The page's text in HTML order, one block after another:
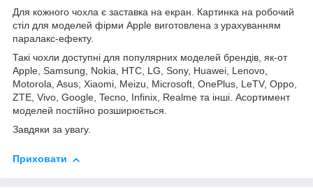
Для кожного чохла є заставка на екран. Картинка на робочий
стіл для моделей фірми Apple виготовлена з урахуванням
паралакс-ефекту.
Такі чохли доступні для популярних моделей брендів, як-от
Apple, Samsung, Nokia, HTC, LG, Sony, Huawei, Lenovo,
Motorola, Asus, Xiaomi, Meizu, Microsoft, OnePlus, LeTV, Oppo,
ZTE, Vivo, Google, Tecno, Infinix, Realme та інші. Асортимент
моделей постійно розширюється.
Завдяки за увагу.
Приховати